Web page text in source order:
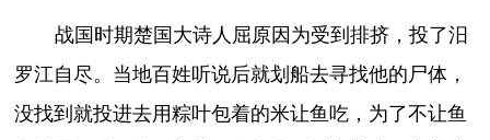
战国时期楚国大诗人屈原因为受到排挤，投了汨
罗江自尽。当地百姓听说后就划船去寻找他的尸体，
没找到就投进去用粽叶包着的米让鱼吃，为了不让鱼